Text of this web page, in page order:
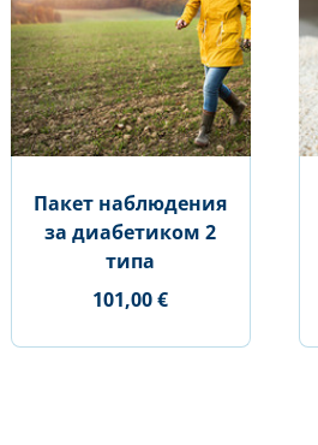
Пакет наблюдения
за диабетиком 2
типа
101,00 €